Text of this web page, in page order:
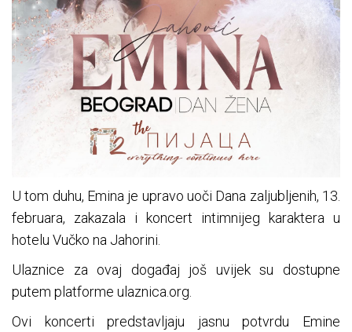
U tom duhu, Emina je upravo uoči Dana zaljubljenih, 13.
februara, zakazala i koncert intimnijeg karaktera u
hotelu Vučko na Jahorini.
Ulaznice za ovaj događaj još uvijek su dostupne
putem platforme ulaznica.org.
Ovi koncerti predstavljaju jasnu potvrdu Emine